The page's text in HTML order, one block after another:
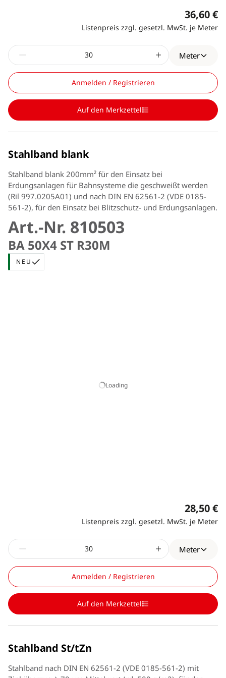
36,60 €
Listenpreis zzgl. gesetzl. MwSt. je Meter
Meter
Anmelden / Registrieren
Auf den Merkzettel
Stahlband blank
Stahlband blank 200mm² für den Einsatz bei
Erdungsanlagen für Bahnsysteme die geschweißt werden
(Ril 997.0205A01) und nach DIN EN 62561-2 (VDE 0185-
561-2), für den Einsatz bei Blitzschutz- und Erdungsanlagen.
Art.-Nr. 810503
BA 50X4 ST R30M
NEU
Loading
28,50 €
Listenpreis zzgl. gesetzl. MwSt. je Meter
Meter
Anmelden / Registrieren
Auf den Merkzettel
Stahlband St/tZn
Stahlband nach DIN EN 62561-2 (VDE 0185-561-2) mit